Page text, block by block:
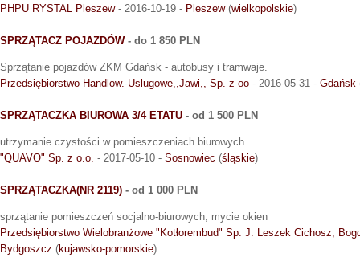
PHPU RYSTAL Pleszew- 2016-10-19 - Pleszew(wielkopolskie)
SPRZĄTACZ POJAZDÓW- do 1 850 PLN
Sprzątanie pojazdów ZKM Gdańsk - autobusy i tramwaje.
Przedsiębiorstwo Handlow.-Uslugowe,,Jawi,, Sp. z oo - 2016-05-31 - Gdańsk
SPRZĄTACZKA BIUROWA 3/4 ETATU - od 1 500 PLN
utrzymanie czystości w pomieszczeniach biurowych
"QUAVO" Sp. z o.o. - 2017-05-10 - Sosnowiec (śląskie)
SPRZĄTACZKA(NR 2119) - od 1 000 PLN
sprzątanie pomieszczeń socjalno-biurowych, mycie okien
Przedsiębiorstwo Wielobranżowe "Kotłorembud" Sp. J. Leszek Cichosz,
Bydgoszcz (kujawsko-pomorskie)